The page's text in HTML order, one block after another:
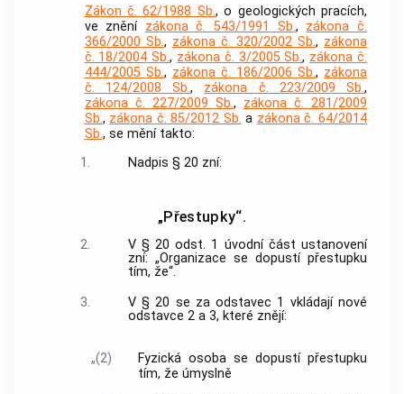
Zákon č. 62/1988 Sb., o geologických pracích,
ve znění zákona č. 543/1991 Sb., zákona č.
366/2000 Sb., zákona č. 320/2002 Sb., zákona
č. 18/2004 Sb., zákona č. 3/2005 Sb., zákona č.
444/2005 Sb., zákona č. 186/2006 Sb., zákona
č. 124/2008 Sb., zákona č. 223/2009 Sb.,
zákona č. 227/2009 Sb., zákona č. 281/2009
Sb., zákona č. 85/2012 Sb. a zákona č. 64/2014
Sb., se mění takto:
1.
Nadpis § 20 zní:
„Přestupky“.
2.
V § 20 odst. 1 úvodní část ustanovení
zní: „Organizace se dopustí přestupku
tím, že“.
3.
V § 20 se za odstavec 1 vkládají nové
odstavce 2 a 3, které znějí:
„(2)
Fyzická osoba se dopustí přestupku
tím, že úmyslně